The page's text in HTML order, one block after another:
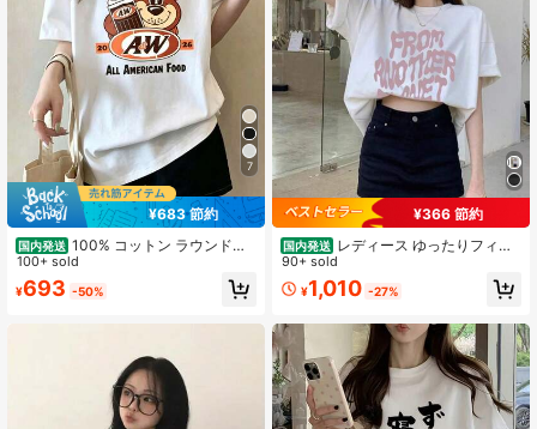
7
¥683 節約
国内発送 100% コットン ラウンドネ
ック半袖 T シャツ、夏服レディース
おもしろプリント おしゃれゆったり
カジュアルトップス
100+ sold
¥693 -50%
¥366 節約
国内発送 レディース ゆったりフィッ
ト カジュアルTシャツ,レタープリン
ト ルーズ ドロップショルダー 半袖 T
シャツ レディース カジュアル,200G
性的ななレトロシャツ,ミニマルベー
スシャツ
90+ sold
¥1,010 -27%